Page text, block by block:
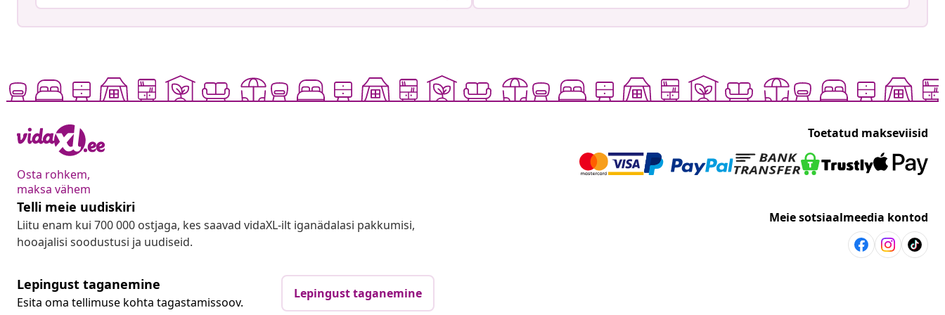
Osta rohkem,
maksa vähem
Toetatud makseviisid
Telli meie uudiskiri
Liitu enam kui 700 000 ostjaga, kes saavad vidaXL-ilt iganädalasi pakkumisi,
hooajalisi soodustusi ja uudiseid.
Meie sotsiaalmeedia kontod
Lepingust taganemine
Esita oma tellimuse kohta tagastamissoov.
Lepingust taganemine